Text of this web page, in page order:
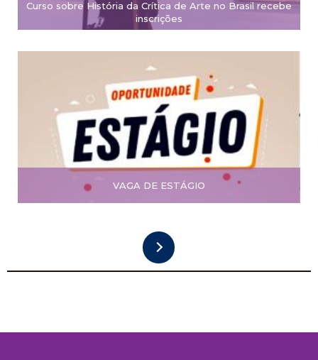
Curso sobre História da Crítica de Arte no Brasil recebe
inscrições
VAGA DE ESTÁGIO